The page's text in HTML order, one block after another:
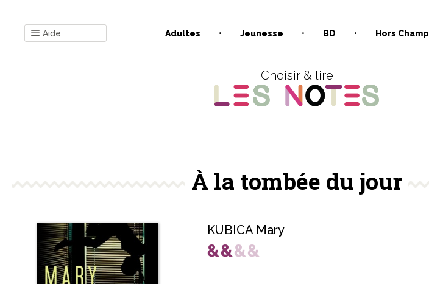
Aide Adultes Jeunesse BD Hors Champ
Choisir & lire
À la tombée du jour
KUBICA Mary